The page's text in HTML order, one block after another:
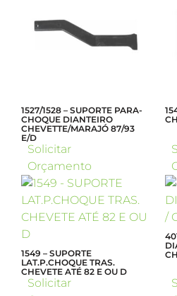
1527/1528 – SUPORTE PARA-
CHOQUE DIANTEIRO
CHEVETTE/MARAJÓ 87/93
E/D
Solicitar
Orçamento
1549 – SUPORTE
LAT.P.CHOQUE TRAS.
CHEVETE ATÉ 82 E OU D
Solicitar